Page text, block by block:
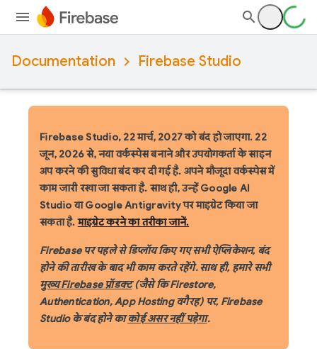
Documentation Firebase Studio
Firebase Studio, 22 मार्च, 2027 को बंद हो जाएगा. 22
जून, 2026 से, नया वर्कस्पेस बनाने और उपयोगकर्ता के साइन
अप करने की सुविधा बंद कर दी गई है. अपने मौजूदा वर्कस्पेस में
काम जारी रखा जा सकता है. साथ ही, उन्हें Google AI
Studio या Google Antigravity पर माइग्रेट किया जा
सकता है.माइग्रेट करने का तरीका जानें.
Firebase पर पहले से डिप्लॉय किए गए सभी ऐप्लिकेशन, बंद
होने की तारीख के बाद भी काम करते रहेंगे. साथ ही, हमारे सभी
मुख्य Firebase प्रॉडक्ट(जैसे कि Firestore,
Authentication, App Hosting वगैरह) पर, Firebase
Studio के बंद होने काकोई असर नहीं पड़ेगा.